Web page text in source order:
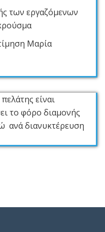
των εργαζόμενων
Μαρία
είναι
το φόρο διαμονής
ανά διανυκτέρευση